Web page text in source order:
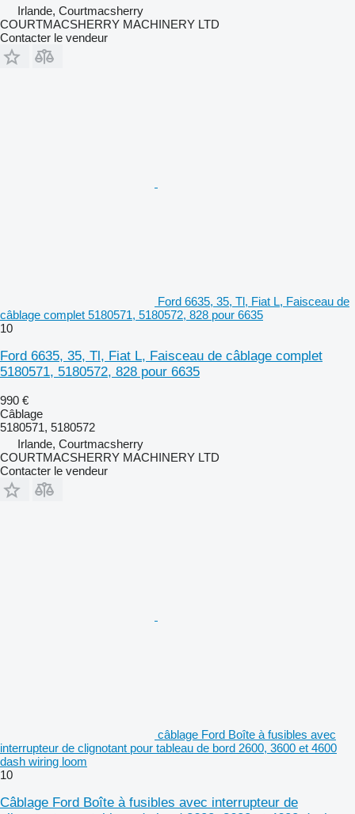
Irlande, Courtmacsherry
COURTMACSHERRY MACHINERY LTD
Contacter le vendeur
Ford 6635, 35, Tl, Fiat L, Faisceau de
câblage complet 5180571, 5180572, 828 pour 6635
10
Ford 6635, 35, Tl, Fiat L, Faisceau de câblage complet
5180571, 5180572, 828 pour 6635
990 €
Câblage
5180571, 5180572
Irlande, Courtmacsherry
COURTMACSHERRY MACHINERY LTD
Contacter le vendeur
câblage Ford Boîte à fusibles avec
interrupteur de clignotant pour tableau de bord 2600, 3600 et 4600
dash wiring loom
10
Câblage Ford Boîte à fusibles avec interrupteur de